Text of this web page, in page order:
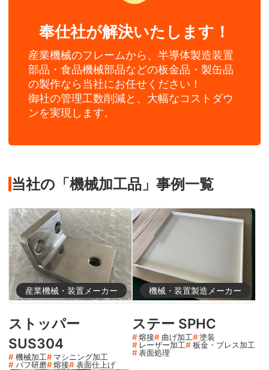
奉仕社が解決いたします！
産業機械のフレームから、半導体製造装置
部品・食品機械部品などの板金品・製缶品
の製作なら当社にお任せください！
御社の管理工数削減と、大幅なコストダウ
ンを実現します。
当社の「機械加工品」事例一覧
産業機械・装置メーカー
ストッパー
SUS304
機械加工
マシニング加工
バフ研磨
熔接 表面仕上げ
機械・装置製造メーカー
ステー SPHC
熔接 曲げ加工
塗装
レーザー加工
板金・プレス加工
表面処理